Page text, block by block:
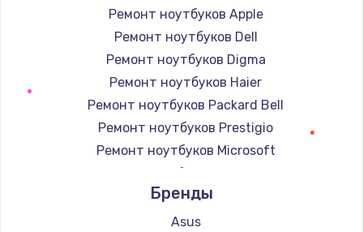
Заказать
Ремонт ноутбуков Apple
Ремонт ноутбуков Dell
Ремонт ноутбуков Digma
Ремонт ноутбуков Haier
Ремонт ноутбуков Packard Bell
Ремонт ноутбуков Prestigio
Ремонт ноутбуков Microsoft
Ремонт ноутбуков Alienware
Ремонт ноутбуков Aquarius
Ремонт ноутбуков Gigabyte
Бренды
Asus